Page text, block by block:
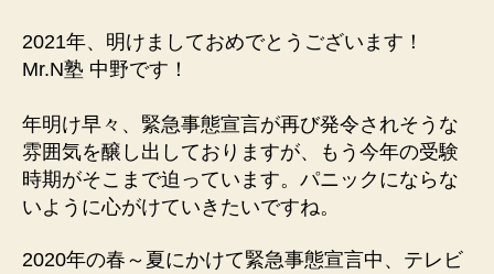
2021年、明けましておめでとうございます！
Mr.N塾 中野です！
年明け早々、緊急事態宣言が再び発令されそうな
雰囲気を醸し出しておりますが、もう今年の受験
時期がそこまで迫っています。パニックにならな
いように心がけていきたいですね。
2020年の春～夏にかけて緊急事態宣言中、テレビ